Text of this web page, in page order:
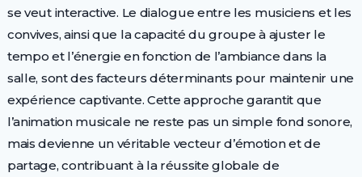
se veut interactive. Le dialogue entre les musiciens et les
convives, ainsi que la capacité du groupe à ajuster le
tempo et l’énergie en fonction de l’ambiance dans la
salle, sont des facteurs déterminants pour maintenir une
expérience captivante. Cette approche garantit que
l’animation musicale ne reste pas un simple fond sonore,
mais devienne un véritable vecteur d’émotion et de
partage, contribuant à la réussite globale de